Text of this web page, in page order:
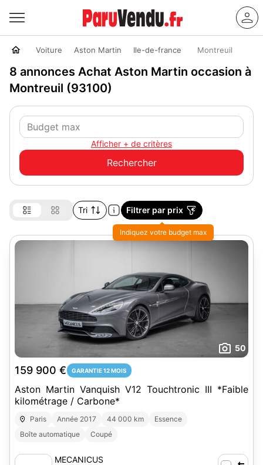
Voiture Aston Martin Ile-de-france Montreuil
8 annonces Achat Aston Martin occasion à
Montreuil (93100)
Afficher + de critères
Tri Filtrer par prix
Indiquez votre budget max
50
159 900 € GARANTIE 12 MOIS
Aston Martin Vanquish V12 Touchtronic III *Faible
kilométrage / Carbone*
Paris Année 2017 44 000 km
Essence
Boîte automatique
Coupé
MECANICUS